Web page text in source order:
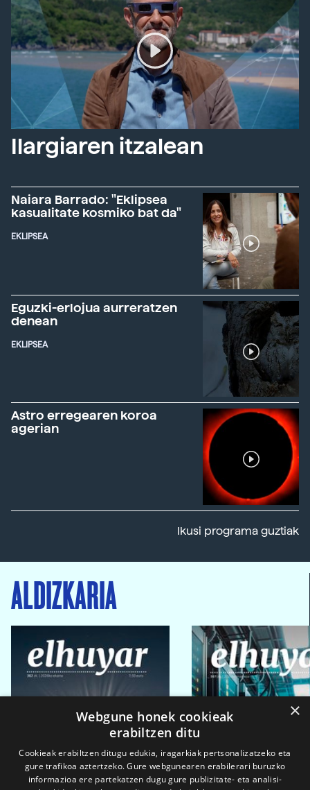
Ilargiaren itzalean
Naiara Barrado: "Eklipsea
kasualitate kosmiko bat da"
EKLIPSEA
Eguzki-erlojua aurreratzen
denean
EKLIPSEA
Astro erregearen koroa
agerian
Ikusi programa guztiak
ALDIZKARIA
×
Webgune honek cookieak
erabiltzen ditu
Cookieak erabiltzen ditugu edukia, iragarkiak pertsonalizatzeko eta
gure trafikoa aztertzeko. Gure webgunearen erabilerari buruzko
informazioa ere partekatzen dugu gure publizitate- eta analisi-